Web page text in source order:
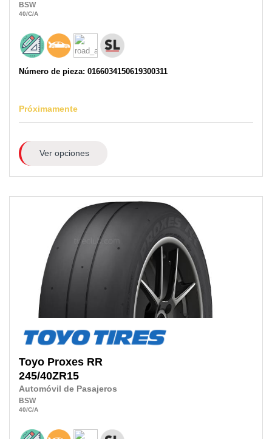
BSW
40/C/A
Número de pieza: 0166034150619300311
Próximamente
Ver opciones
Toyo Proxes RR
245/40ZR15
Automóvil de Pasajeros
BSW
40/C/A